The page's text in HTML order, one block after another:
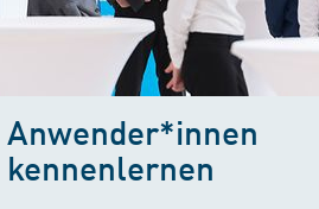
Anwender*innen
kennenlernen